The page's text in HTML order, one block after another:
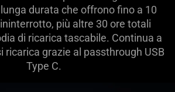
durata che offrono fino a 10
più altre 30 ore totali
di ricarica tascabile. Continua a
ricarica grazie al passthrough USB
Type C.